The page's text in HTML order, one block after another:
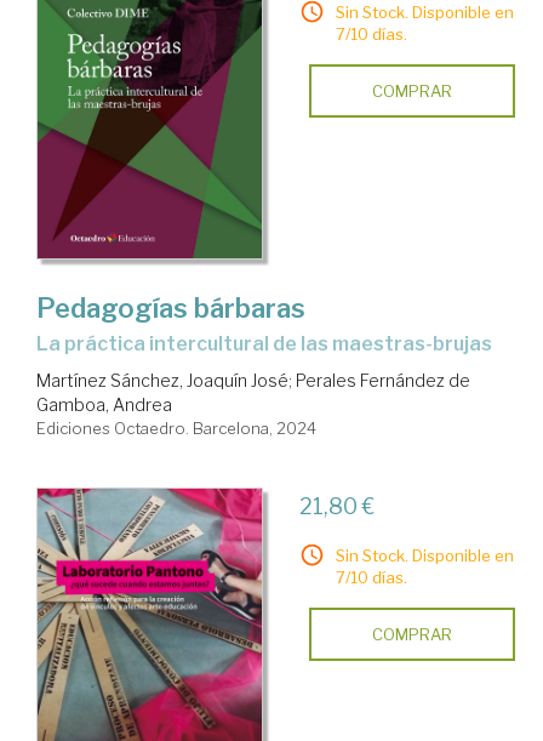
Sin Stock. Disponible en
7/10 días.
COMPRAR
Pedagogías bárbaras
la práctica intercultural de las maestras-brujas
Martínez Sánchez, Joaquín José; Perales Fernández de
Gamboa, Andrea
Ediciones Octaedro. Barcelona, 2024
21,80 €
Sin Stock. Disponible en
7/10 días.
COMPRAR